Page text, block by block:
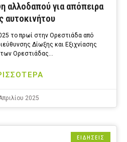
αλλοδαπού για απόπειρα
αυτοκινήτου
το πρωί στην Ορεστιάδα από
Δίωξης και Εξιχνίασης
Ορεστιάδας…
2025
ΕΙΔΗΣΕΙΣ